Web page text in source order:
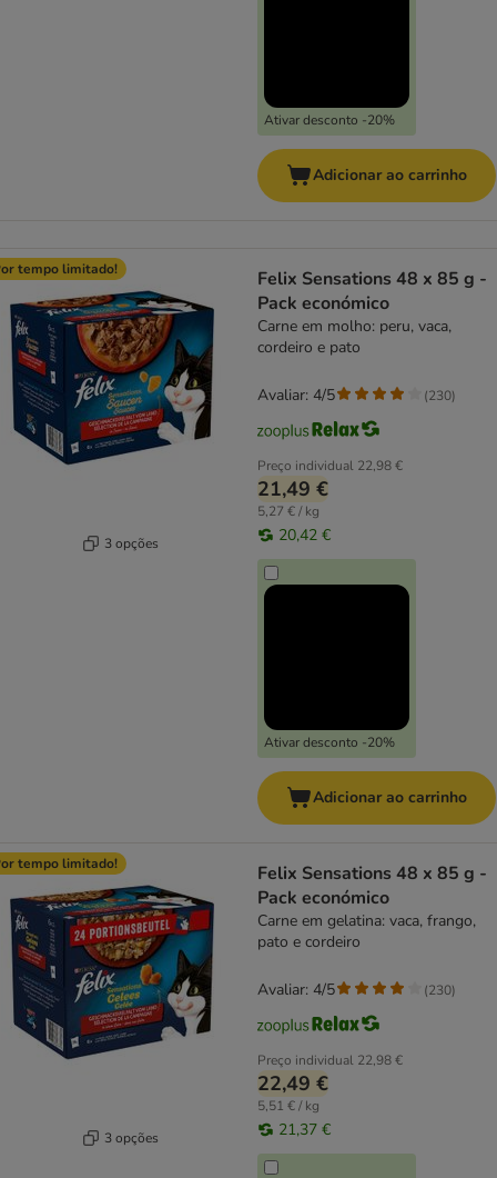
Ativar desconto -20%
Adicionar ao carrinho
tempo limitado!
3 opções
Felix Sensations 48 x 85 g -
Pack económico
Carne em molho: peru, vaca,
cordeiro e pato
Preço individual 22,98 €
21,49 €
5,27 € / kg
20,42 €
Ativar desconto -20%
Avaliar: 4/5 (230)
Adicionar ao carrinho
tempo limitado!
3 opções
Felix Sensations 48 x 85 g -
Pack económico
Carne em gelatina: vaca, frango,
pato e cordeiro
Preço individual 22,98 €
22,49 €
5,51 € / kg
21,37 €
Avaliar: 4/5 (230)